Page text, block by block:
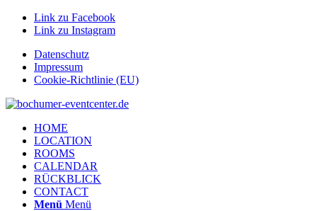
Link zu Facebook
Link zu Instagram
Datenschutz
Impressum
Cookie-Richtlinie (EU)
HOME
LOCATION
ROOMS
CALENDAR
RÜCKBLICK
CONTACT
Menü Menü